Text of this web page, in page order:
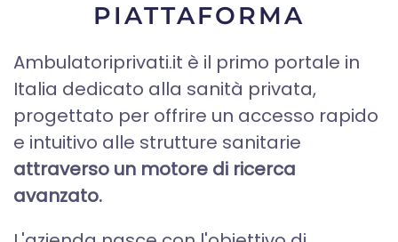
PIATTAFORMA
Ambulatoriprivati.it è il primo portale in
Italia dedicato alla sanità privata,
progettato per offrire un accesso rapido
e intuitivo alle strutture sanitarie
attraverso un motore di ricerca
avanzato.